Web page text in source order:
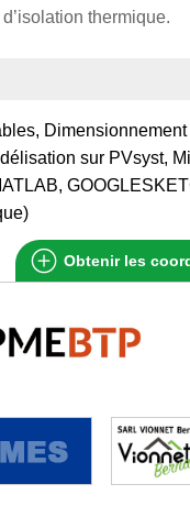
thermique.
sur PVsyst,
Obtenir les